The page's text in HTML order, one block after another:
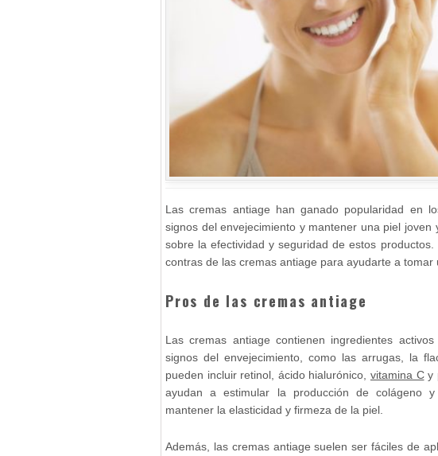
Las cremas antiage han ganado popularidad en
signos del envejecimiento y mantener una piel
sobre la efectividad y seguridad de estos
contras de las cremas antiage para ayudarte a tomar
Pros de las cremas antiage
Las cremas antiage contienen ingredientes
signos del envejecimiento, como las arrugas, la
pueden incluir retinol, ácido hialurónico, vitamina Cy
ayudan a estimular la producción de colágeno
mantener la elasticidad y firmeza de la piel.
Además, las cremas antiage suelen ser fáciles de